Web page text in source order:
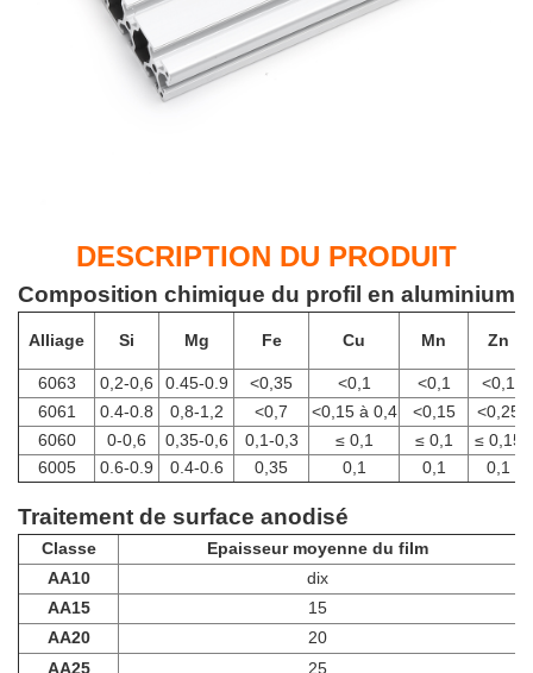
DESCRIPTION DU PRODUIT
Composition chimique du profil en aluminium
Alliage Si Mg Fe Cu Mn Zn
6063 0,2-0,6 0.45-0.9 <0,35 <0,1 <0,1
<0,1
6061
0.4-0.8 0,8-1,2 <0,7 <0,15 à 0,4 <0,15
<0,25
6060
0-0,6 0,35-0,6 0,1-0,3 ≤0,1 ≤0,1 ≤0,15
6005
0.6-0.9 0.4-0.6 0,35 0,1 0,1 0,1
Traitement de surface anodisé
Classe
Epaisseur moyenne du film
AA10
dix
AA15
15
AA20
20
AA25
25